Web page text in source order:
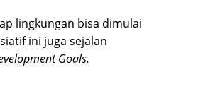
lingkungan bisa dimulai
ini juga sejalan
Goals.